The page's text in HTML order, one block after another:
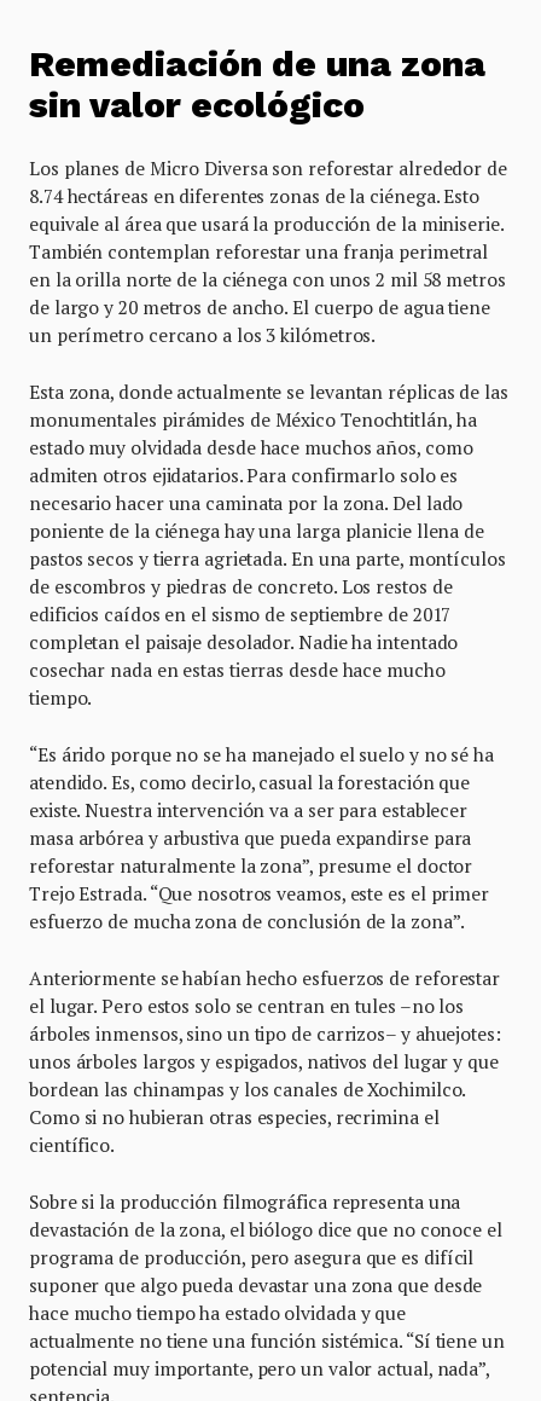
Remediación de una zona
sin valor ecológico
Los planes de Micro Diversa son reforestar alrededor de
8.74 hectáreas en diferentes zonas de la ciénega. Esto
equivale al área que usará la producción de la miniserie.
También contemplan reforestar una franja perimetral
en la orilla norte de la ciénega con unos 2 mil 58 metros
de largo y 20 metros de ancho. El cuerpo de agua tiene
un perímetro cercano a los 3 kilómetros.
Esta zona, donde actualmente se levantan réplicas de las
monumentales pirámides de México Tenochtitlán, ha
estado muy olvidada desde hace muchos años, como
admiten otros ejidatarios. Para confirmarlo solo es
necesario hacer una caminata por la zona. Del lado
poniente de la ciénega hay una larga planicie llena de
pastos secos y tierra agrietada. En una parte, montículos
de escombros y piedras de concreto. Los restos de
edificios caídos en el sismo de septiembre de 2017
completan el paisaje desolador. Nadie ha intentado
cosechar nada en estas tierras desde hace mucho
tiempo.
“Es árido porque no se ha manejado el suelo y no sé ha
atendido. Es, como decirlo, casual la forestación que
existe. Nuestra intervención va a ser para establecer
masa arbórea y arbustiva que pueda expandirse para
reforestar naturalmente la zona”, presume el doctor
Trejo Estrada. “Que nosotros veamos, este es el primer
esfuerzo de mucha zona de conclusión de la zona”.
Anteriormente se habían hecho esfuerzos de reforestar
el lugar. Pero estos solo se centran en tules –no los
árboles inmensos, sino un tipo de carrizos– y ahuejotes:
unos árboles largos y espigados, nativos del lugar y que
bordean las chinampas y los canales de Xochimilco.
Como si no hubieran otras especies, recrimina el
científico.
Sobre si la producción filmográfica representa una
devastación de la zona, el biólogo dice que no conoce el
programa de producción, pero asegura que es difícil
suponer que algo pueda devastar una zona que desde
hace mucho tiempo ha estado olvidada y que
actualmente no tiene una función sistémica. “Sí tiene un
potencial muy importante, pero un valor actual, nada”,